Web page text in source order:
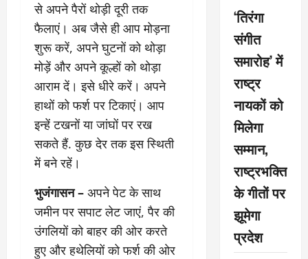
से अपने पैरों थोड़ी दूरी तक
फैलाएं। अब जैसे ही आप मोड़ना
शुरू करें, अपने घुटनों को थोड़ा
मोड़ें और अपने कूल्हों को थोड़ा
आराम दें। इसे धीरे करें। अपने
हाथों को फर्श पर टिकाएं। आप
इन्हें टखनों या जांघों पर रख
सकते हैं. कुछ देर तक इस स्थिती
में बने रहें।
भुजंगासन – अपने पेट के साथ
जमीन पर सपाट लेट जाएं, पैर की
उंगलियों को बाहर की ओर करते
हुए और हथेलियों को फर्श की ओर
‘तिरंगा
संगीत
समारोह’ में
राष्ट्र
नायकों को
मिलेगा
सम्मान,
राष्ट्रभक्ति
के गीतों पर
झूमेगा
प्रदेश